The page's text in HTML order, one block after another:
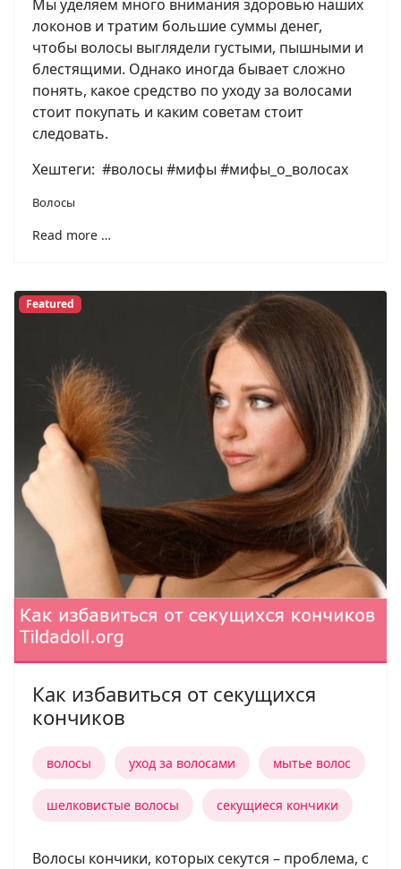
Мы уделяем много внимания здоровью наших
локонов и тратим большие суммы денег,
чтобы волосы выглядели густыми, пышными и
блестящими. Однако иногда бывает сложно
понять, какое средство по уходу за волосами
стоит покупать и каким советам стоит
следовать.
Хештеги: #волосы #мифы #мифы_о_волосах
Волосы
Read more …
Featured
Как избавиться от секущихся
кончиков
волосы уход за волосами мытье волос
шелковистые волосы секущиеся кончики
Волосы кончики, которых секутся – проблема, с